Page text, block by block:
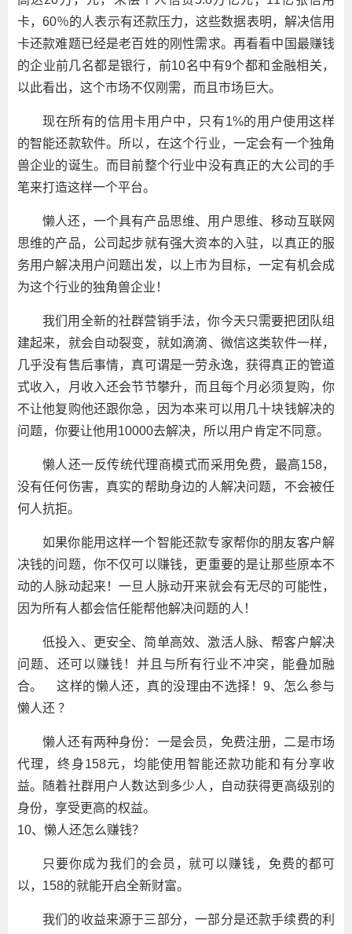
卡，60％的人表示有还款压力，这些数据表明，解决信用
卡还款难题已经是老百姓的刚性需求。再看看中国最赚钱
的企业前几名都是银行，前10名中有9个都和金融相关，
以此看出，这个市场不仅刚需，而且市场巨大。
现在所有的信用卡用户中，只有1%的用户使用这样
的智能还款软件。所以，在这个行业，一定会有一个独角
兽企业的诞生。而目前整个行业中没有真正的大公司的手
笔来打造这样一个平台。
懒人还，一个具有产品思维、用户思维、移动互联网
思维的产品，公司起步就有强大资本的入驻，以真正的服
务用户解决用户问题出发，以上市为目标，一定有机会成
为这个行业的独角兽企业！
我们用全新的社群营销手法，你今天只需要把团队组
建起来，就会自动裂变，就如滴滴、微信这类软件一样，
几乎没有售后事情，真可谓是一劳永逸，获得真正的管道
式收入，月收入还会节节攀升，而且每个月必须复购，你
不让他复购他还跟你急，因为本来可以用几十块钱解决的
问题，你要让他用10000去解决，所以用户肯定不同意。
懒人还一反传统代理商模式而采用免费，最高158，
没有任何伤害，真实的帮助身边的人解决问题，不会被任
何人抗拒。
如果你能用这样一个智能还款专家帮你的朋友客户解
决钱的问题，你不仅可以赚钱，更重要的是让那些原本不
动的人脉动起来！一旦人脉动开来就会有无尽的可能性，
因为所有人都会信任能帮他解决问题的人！
低投入、更安全、简单高效、激活人脉、帮客户解决
问题、还可以赚钱！并且与所有行业不冲突，能叠加融
合。 这样的懒人还，真的没理由不选择！9、怎么参与
懒人还 ？
懒人还有两种身份：一是会员，免费注册，二是市场
代理，终身158元，均能使用智能还款功能和有分享收
益。随着社群用户人数达到多少人，自动获得更高级别的
身份，享受更高的权益。
10、懒人还怎么赚钱？
只要你成为我们的会员，就可以赚钱，免费的都可
以，158的就能开启全新财富。
我们的收益来源于三部分，一部分是还款手续费的利